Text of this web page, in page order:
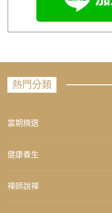
熱門分類
當期精選
健康養生
禪師說禪